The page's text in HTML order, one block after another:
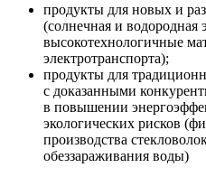
продукты для новых и
(солнечная и водородная
высокотехнологичные
электротранспорта);
продукты для
с доказанными
в повышении
экологических рисков
производства
обеззараживания воды)